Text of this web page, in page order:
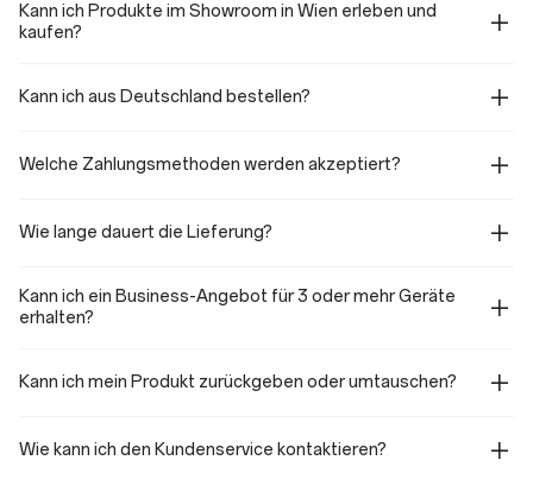
Kann ich Produkte im Showroom in Wien erleben und
kaufen?
Kann ich aus Deutschland bestellen?
Welche Zahlungsmethoden werden akzeptiert?
Wie lange dauert die Lieferung?
Kann ich ein Business-Angebot für 3 oder mehr Geräte
erhalten?
Kann ich mein Produkt zurückgeben oder umtauschen?
Wie kann ich den Kundenservice kontaktieren?